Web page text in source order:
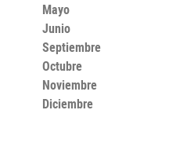
Mayo
Junio
Septiembre
Octubre
Noviembre
Diciembre